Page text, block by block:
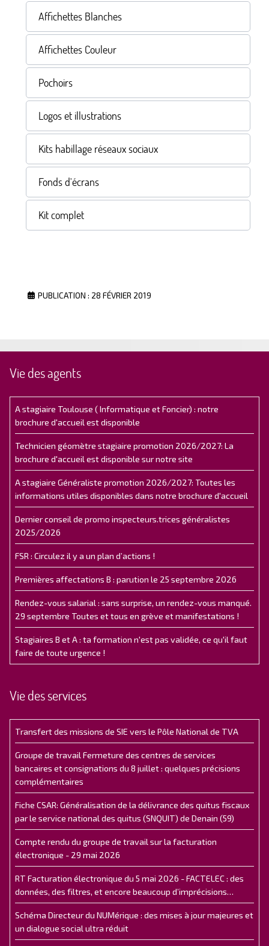
Affichettes Blanches
Affichettes Couleur
Pochoirs
Logos et illustrations
Kits habillage réseaux sociaux
Fonds d'écrans
Kit complet
PUBLICATION : 28 FÉVRIER 2019
Vie des agents
A stagiaire Toulouse ( Informatique et Foncier) : notre
brochure d'accueil est disponible
Technicien géomètre stagiaire promotion 2026/2027: La
brochure d'accueil est disponible sur notre site
A stagiaire Généraliste promotion 2026/2027: Toutes les
informations utiles disponibles dans notre brochure d'accueil
Dernier conseil de promo inspecteurs.trices généralistes
2025/2026
FSR : Circulez il y a un plan d’actions !
Premières affectations B : parution le 25 septembre 2026
Rendez-vous salarial : sans surprise, un rendez-vous manqué.
29 septembre Toutes et tous en grève et manifestations !
Stagiaires B et A : ta formation n'est pas validée, ce qu'il faut
faire de toute urgence !
Vie des services
Transfert des missions de SIE vers le Pôle National de TVA
Groupe de travail Fermeture des centres de services
bancaires et consignations du 8 juillet : quelques précisions
complémentaires
Fiche CSAR: Généralisation de la délivrance des quitus fiscaux
par le service national des quitus (SNQUIT) de Denain (59)
Compte rendu du groupe de travail sur la facturation
électronique - 29 mai 2026
RT Facturation électronique du 5 mai 2026 - FACTELEC : des
données, des filtres, et encore beaucoup d’imprécisions…
Schéma Directeur du NUMérique : des mises à jour majeures et
un dialogue social ultra réduit